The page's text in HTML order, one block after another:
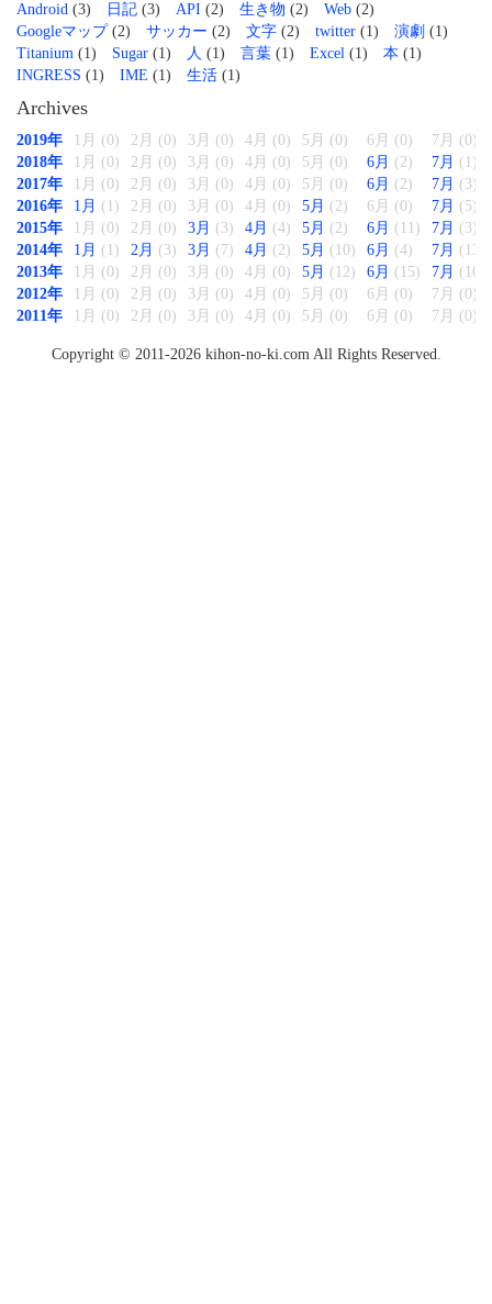
Android (3) 日記 (3) API (2) 生き物 (2) Web (2)
Googleマップ(2) サッカー (2) 文字 (2) twitter (1) 演劇 (1)
Titanium (1) Sugar (1) 人 (1) 言葉 (1) Excel (1) 本 (1)
INGRESS (1) IME (1) 生活 (1)
Archives
2019年 1月 (0) 2月 (0) 3月 (0) 4月 (0) 5月 (0) 6月 (0)
7月 (0)
2018年
1月 (0) 2月 (0) 3月 (0) 4月 (0) 5月 (0) 6月 (2) 7月 (1)
2017年
1月 (0) 2月 (0) 3月 (0) 4月 (0) 5月 (0) 6月 (2) 7月 (3)
2016年
1月 (1) 2月 (0) 3月 (0) 4月 (0) 5月 (2) 6月 (0) 7月 (5)
2015年
1月 (0) 2月 (0) 3月 (3) 4月 (4) 5月 (2) 6月 (11) 7月 (3)
2014年
1月 (1) 2月 (3) 3月 (7) 4月 (2) 5月 (10) 6月 (4) 7月 (13)
2013年
1月 (0) 2月 (0) 3月 (0) 4月 (0) 5月 (12) 6月 (15) 7月 (10)
2012年
1月 (0) 2月 (0) 3月 (0) 4月 (0) 5月 (0) 6月 (0)
7月 (0)
2011年
1月 (0) 2月 (0) 3月 (0) 4月 (0) 5月 (0) 6月 (0) 7月 (0)
Copyright © 2011-2026 kihon-no-ki.com All Rights Reserved.